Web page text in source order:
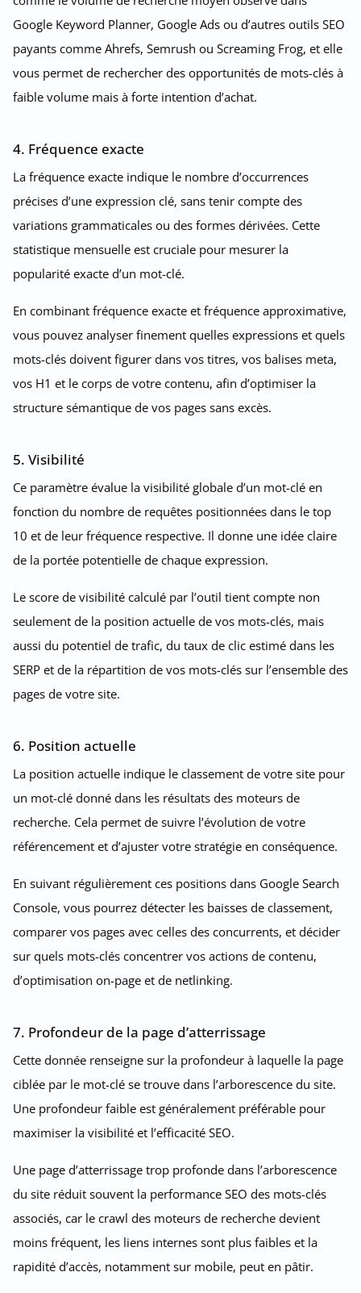
Google Keyword Planner, Google Ads ou d’autres outils SEO
payants comme Ahrefs, Semrush ou Screaming Frog, et elle
vous permet de rechercher des opportunités de mots-clés à
faible volume mais à forte intention d’achat.
4. Fréquence exacte
La fréquence exacte indique le nombre d’occurrences
précises d’une expression clé, sans tenir compte des
variations grammaticales ou des formes dérivées. Cette
statistique mensuelle est cruciale pour mesurer la
popularité exacte d’un mot-clé.
En combinant fréquence exacte et fréquence approximative,
vous pouvez analyser finement quelles expressions et quels
mots-clés doivent figurer dans vos titres, vos balises meta,
vos H1 et le corps de votre contenu, afin d’optimiser la
structure sémantique de vos pages sans excès.
5. Visibilité
Ce paramètre évalue la visibilité globale d’un mot-clé en
fonction du nombre de requêtes positionnées dans le top
10 et de leur fréquence respective. Il donne une idée claire
de la portée potentielle de chaque expression.
Le score de visibilité calculé par l’outil tient compte non
seulement de la position actuelle de vos mots-clés, mais
aussi du potentiel de trafic, du taux de clic estimé dans les
SERP et de la répartition de vos mots-clés sur l’ensemble des
pages de votre site.
6. Position actuelle
La position actuelle indique le classement de votre site pour
un mot-clé donné dans les résultats des moteurs de
recherche. Cela permet de suivre l’évolution de votre
référencement et d’ajuster votre stratégie en conséquence.
En suivant régulièrement ces positions dans Google Search
Console, vous pourrez détecter les baisses de classement,
comparer vos pages avec celles des concurrents, et décider
sur quels mots-clés concentrer vos actions de contenu,
d’optimisation on-page et de netlinking.
7. Profondeur de la page d’atterrissage
Cette donnée renseigne sur la profondeur à laquelle la page
ciblée par le mot-clé se trouve dans l’arborescence du site.
Une profondeur faible est généralement préférable pour
maximiser la visibilité et l’efficacité SEO.
Une page d’atterrissage trop profonde dans l’arborescence
du site réduit souvent la performance SEO des mots-clés
associés, car le crawl des moteurs de recherche devient
moins fréquent, les liens internes sont plus faibles et la
rapidité d’accès, notamment sur mobile, peut en pâtir.